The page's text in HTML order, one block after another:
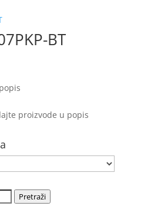
BT
proizvode u popis
Pretraži